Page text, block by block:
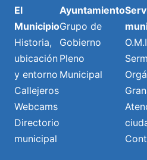
El
Municipio
Historia,
ubicación
y entorno
Callejeros
Webcams
Directorio
municipal
Ayuntamiento
Grupo de
Gobierno
Pleno
Municipal